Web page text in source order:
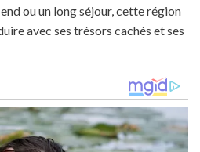
ou un long séjour, cette région
avec ses trésors cachés et ses